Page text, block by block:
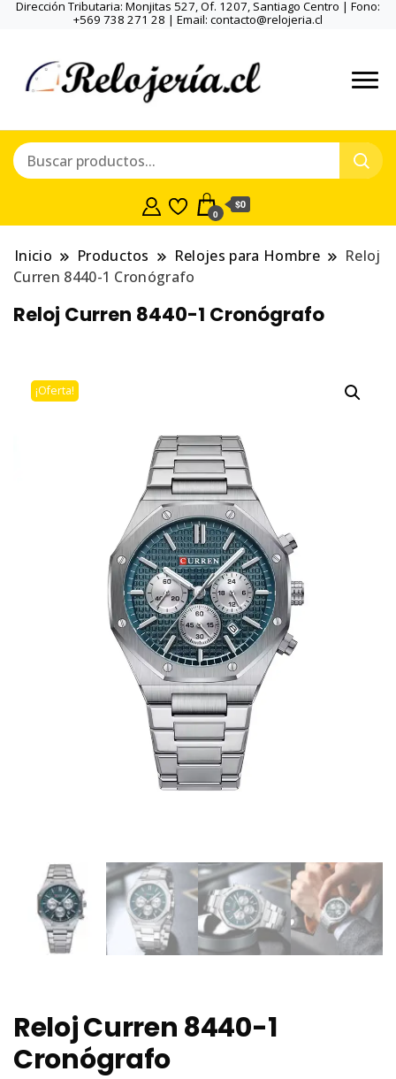
Dirección Tributaria: Monjitas 527, Of. 1207, Santiago Centro | Fono:
+569 738 271 28 | Email: contacto@relojeria.cl
0
$0
Inicio Productos Relojes para Hombre
Reloj
Curren 8440-1 Cronógrafo
Reloj Curren 8440-1 Cronógrafo
¡Oferta!
Reloj Curren 8440-1
Cronógrafo